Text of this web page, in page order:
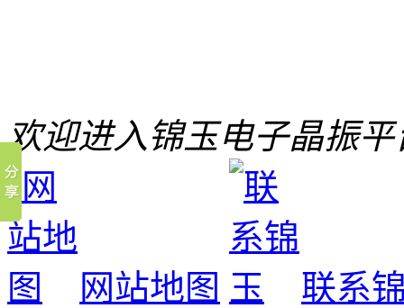
欢迎进入锦玉电子晶振平
网站地图 联系